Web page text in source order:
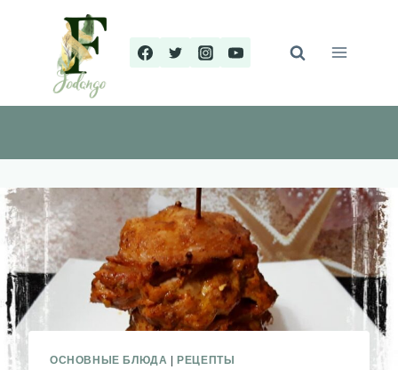
содержимому
ОСНОВНЫЕ БЛЮДА РЕЦЕПТЫ